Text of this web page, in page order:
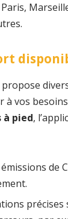
vos
pied,
de
précises